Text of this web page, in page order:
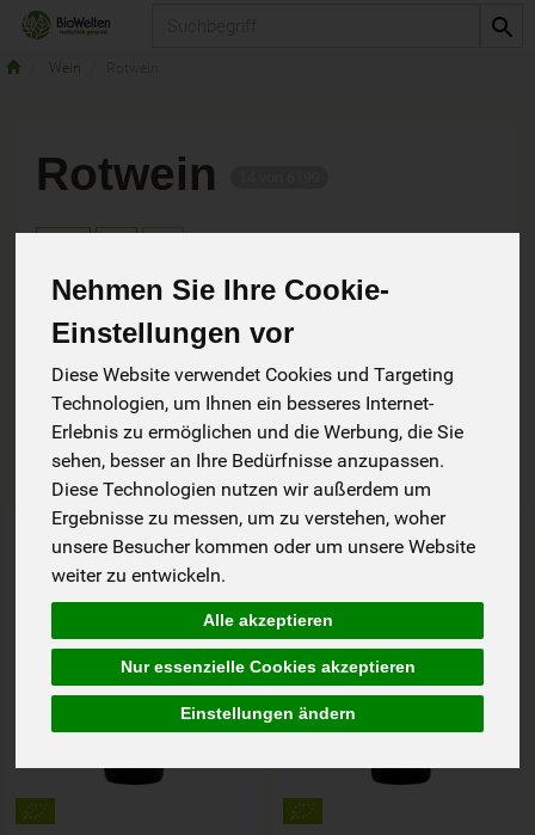
Nehmen Sie Ihre Cookie-
Einstellungen vor
Diese Website verwendet Cookies und Targeting
Technologien, um Ihnen ein besseres Internet-
Erlebnis zu ermöglichen und die Werbung, die Sie
sehen, besser an Ihre Bedürfnisse anzupassen.
Diese Technologien nutzen wir außerdem um
Ergebnisse zu messen, um zu verstehen, woher
unsere Besucher kommen oder um unsere Website
weiter zu entwickeln.
Alle akzeptieren
Nur essenzielle Cookies akzeptieren
Einstellungen ändern
Wein
Rotwein
Allergene
Art.-Nr. 76501 Art.-Nr. 76502